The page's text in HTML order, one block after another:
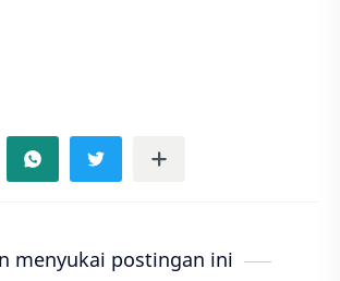
menyukai postingan ini